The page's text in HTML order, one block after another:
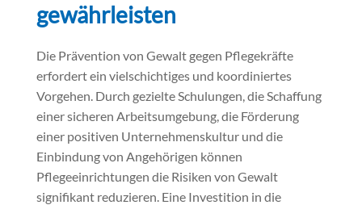
gewährleisten
Die Prävention von Gewalt gegen Pflegekräfte
erfordert ein vielschichtiges und koordiniertes
Vorgehen. Durch gezielte Schulungen, die Schaffung
einer sicheren Arbeitsumgebung, die Förderung
einer positiven Unternehmenskultur und die
Einbindung von Angehörigen können
Pflegeeinrichtungen die Risiken von Gewalt
signifikant reduzieren. Eine Investition in die